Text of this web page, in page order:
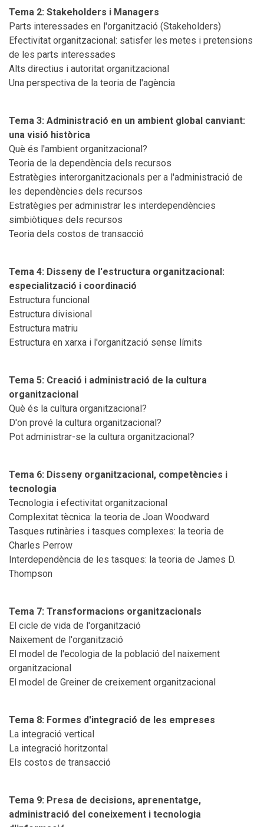
Tema 2: Stakeholders i Managers
Parts interessades en l'organització (Stakeholders)
Efectivitat organitzacional: satisfer les metes i pretensions
de les parts interessades
Alts directius i autoritat organitzacional
Una perspectiva de la teoria de l'agència
Tema 3: Administració en un ambient global canviant:
una visió històrica
Què és l'ambient organitzacional?
Teoria de la dependència dels recursos
Estratègies interorganitzacionals per a l'administració de
les dependències dels recursos
Estratègies per administrar les interdependències
simbiòtiques dels recursos
Teoria dels costos de transacció
Tema 4: Disseny de l'estructura organitzacional:
especialització i coordinació
Estructura funcional
Estructura divisional
Estructura matriu
Estructura en xarxa i l'organització sense límits
Tema 5: Creació i administració de la cultura
organitzacional
Què és la cultura organitzacional?
D'on prové la cultura organitzacional?
Pot administrar-se la cultura organitzacional?
Tema 6: Disseny organitzacional, competències i
tecnologia
Tecnologia i efectivitat organitzacional
Complexitat tècnica: la teoria de Joan Woodward
Tasques rutinàries i tasques complexes: la teoria de
Charles Perrow
Interdependència de les tasques: la teoria de James D.
Thompson
Tema 7: Transformacions organitzacionals
El cicle de vida de l'organització
Naixement de l'organització
El model de l'ecologia de la població del naixement
organitzacional
El model de Greiner de creixement organitzacional
Tema 8: Formes d'integració de les empreses
La integració vertical
La integració horitzontal
Els costos de transacció
Tema 9: Presa de decisions, aprenentatge,
administració del coneixement i tecnologia